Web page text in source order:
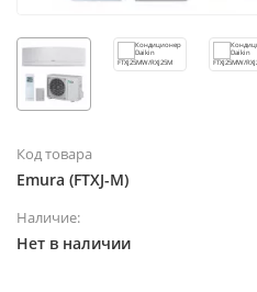
Код товара
Emura (FTXJ-M)
Наличие:
Нет в наличии